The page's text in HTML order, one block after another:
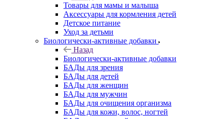
Товары для мамы и малыша
Аксессуары для кормления детей
Детское питание
Уход за детьми
Биологически-активные добавки
Назад
Биологически-активные добавки
БАДы для зрения
БАДы для детей
БАДы для женщин
БАДы для мужчин
БАДы для очищения организма
БАДы для кожи, волос, ногтей